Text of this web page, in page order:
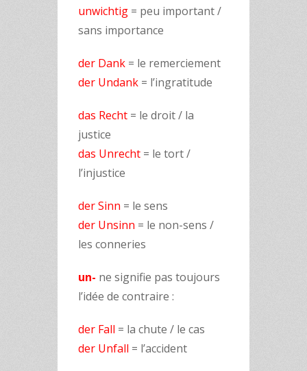
unwichtig = peu important /
sans importance
der Dank = le remerciement
der Undank = l’ingratitude
das Recht = le droit / la
justice
das Unrecht = le tort /
l’injustice
der Sinn = le sens
der Unsinn = le non-sens /
les conneries
un- ne signifie pas toujours
l’idée de contraire :
der Fall = la chute / le cas
der Unfall = l’accident